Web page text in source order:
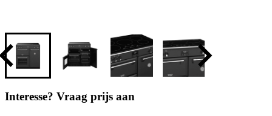
Interesse? Vraag prijs aan